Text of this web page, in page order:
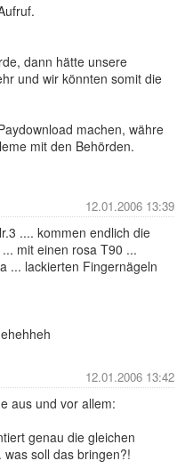
dann hätte unsere
und wir könnten somit die
machen, währe
mit den Behörden.
12.01.2006 13:39
.... kommen endlich die
mit einen rosa T90 ...
... lackierten Fingernägeln
12.01.2006 13:42
aus und vor allem:
genau die gleichen
soll das bringen?!